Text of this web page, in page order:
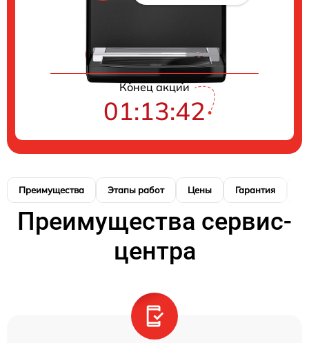
Цены на ремонт
Конец акции
01:13:41
Преимущества Этапы работ Цены Гарантия
Преимущества сервис-
центра